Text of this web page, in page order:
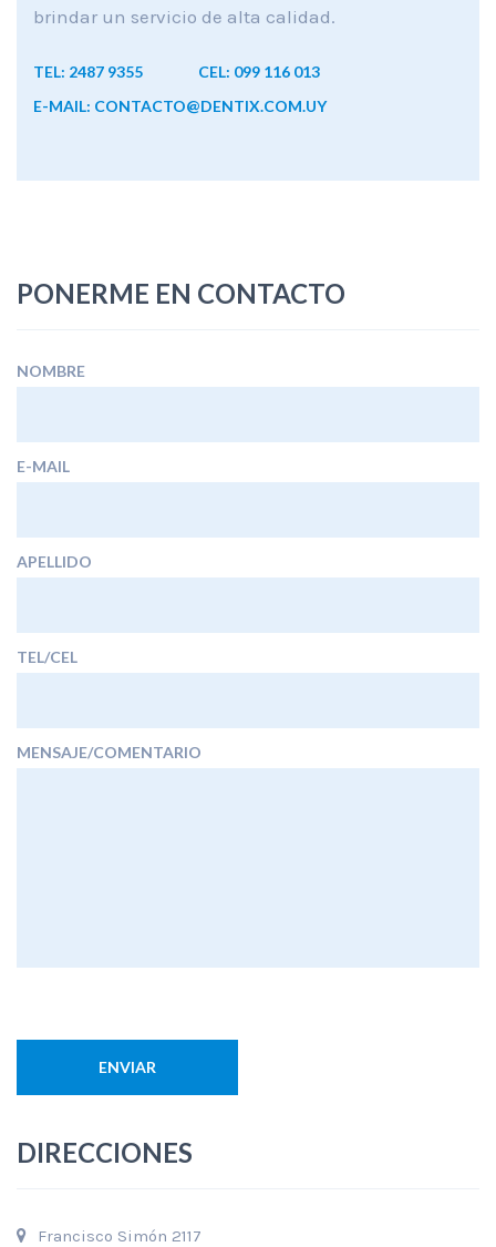
brindar un servicio de alta calidad.
TEL: 2487 9355
CEL: 099 116 013
E-MAIL: CONTACTO@DENTIX.COM.UY
PONERME EN CONTACTO
NOMBRE
E-MAIL
APELLIDO
TEL/CEL
MENSAJE/COMENTARIO
DIRECCIONES
Francisco Simón 2117